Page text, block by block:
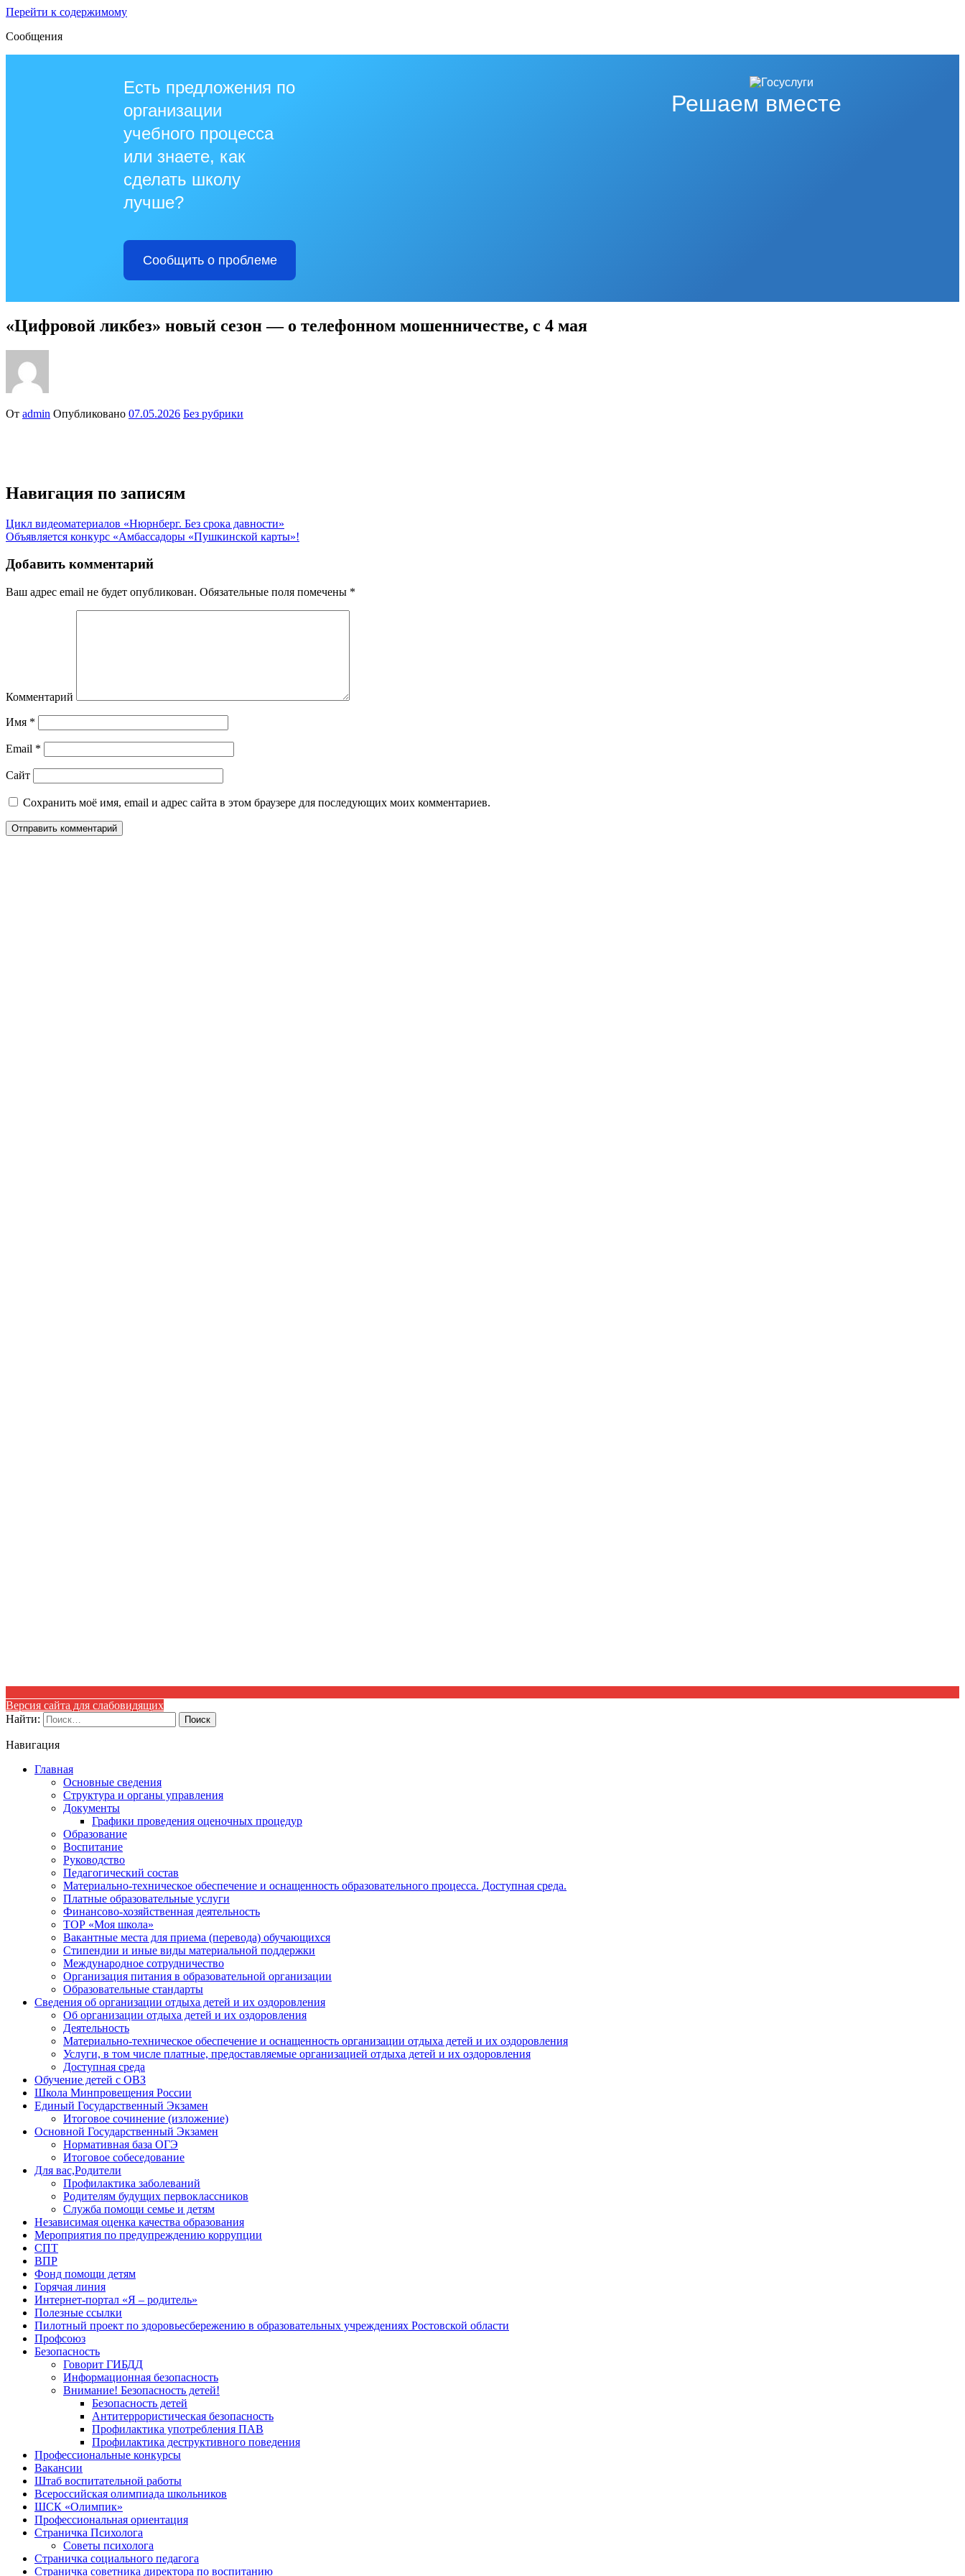
Перейти к содержимому
Сообщения
Решаем вместе
Есть предложения по
организации
учебного процесса
или знаете, как
сделать школу
лучше?
Сообщить о проблеме
«Цифровой ликбез» новый сезон — о телефонном мошенничестве, с 4 мая
От admin Опубликовано 07.05.2026 Без рубрики
Навигация по записям
Цикл видеоматериалов «Нюрнберг. Без срока давности»
Объявляется конкурс «Амбассадоры «Пушкинской карты»!
Добавить комментарий
Ваш адрес email не будет опубликован. Обязательные поля помечены *
Комментарий
Имя *
Email *
Сайт
Сохранить моё имя, email и адрес сайта в этом браузере для последующих моих комментариев.
Версия сайта для слабовидящих
Найти:
Навигация
Главная
Основные сведения
Структура и органы управления
Документы
Графики проведения оценочных процедур
Образование
Воспитание
Руководство
Педагогический состав
Материально-техническое обеспечение и оснащенность образовательного процесса. Доступная среда.
Платные образовательные услуги
Финансово-хозяйственная деятельность
ТОР «Моя школа»
Вакантные места для приема (перевода) обучающихся
Стипендии и иные виды материальной поддержки
Международное сотрудничество
Организация питания в образовательной организации
Образовательные стандарты
Сведения об организации отдыха детей и их оздоровления
Об организации отдыха детей и их оздоровления
Деятельность
Материально-техническое обеспечение и оснащенность организации отдыха детей и их оздоровления
Услуги, в том числе платные, предоставляемые организацией отдыха детей и их оздоровления
Доступная среда
Обучение детей с ОВЗ
Школа Минпровещения России
Единый Государственный Экзамен
Итоговое сочинение (изложение)
Основной Государственный Экзамен
Нормативная база ОГЭ
Итоговое собеседование
Для вас,Родители
Профилактика заболеваний
Родителям будущих первоклассников
Служба помощи семье и детям
Независимая оценка качества образования
Мероприятия по предупреждению коррупции
СПТ
ВПР
Фонд помощи детям
Горячая линия
Интернет-портал «Я – родитель»
Полезные ссылки
Пилотный проект по здоровьесбережению в образовательных учреждениях Ростовской области
Профсоюз
Безопасность
Говорит ГИБДД
Информационная безопасность
Внимание! Безопасность детей!
Безопасность детей
Антитеррористическая безопасность
Профилактика употребления ПАВ
Профилактика деструктивного поведения
Профессиональные конкурсы
Вакансии
Штаб воспитательной работы
Всероссийская олимпиада школьников
ШСК «Олимпик»
Профессиональная ориентация
Страничка Психолога
Советы психолога
Страничка социального педагога
Страничка советника директора по воспитанию